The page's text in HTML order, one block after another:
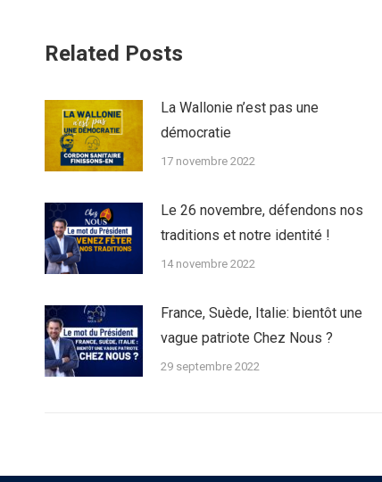
Related Posts
La Wallonie n’est pas une
démocratie
17 novembre 2022
Le 26 novembre, défendons nos
traditions et notre identité !
14 novembre 2022
France, Suède, Italie: bientôt une
vague patriote Chez Nous ?
29 septembre 2022